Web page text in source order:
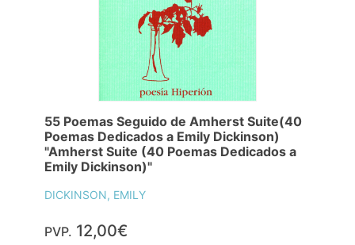
55 Poemas Seguido de Amherst Suite(40
Poemas Dedicados a Emily Dickinson)
"Amherst Suite (40 Poemas Dedicados a
Emily Dickinson)"
DICKINSON, EMILY
PVP. 12,00€